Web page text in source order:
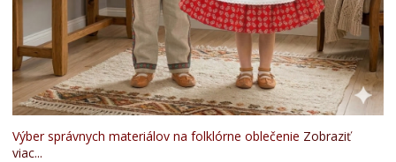
Výber správnych materiálov na folklórne oblečenie Zobraziť
viac...